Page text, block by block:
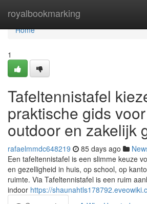
royalbookmarking
Home
Home
1
Tafeltennistafel
praktische gids
outdoor en zakelijk
rafaelmmdc648219 85 days ago
Een tafeltennistafel is een slimme keuze
en gezelligheid in huis, op school, op
ruimte. Via Tafeltennistafel is een ruim
indoor https://